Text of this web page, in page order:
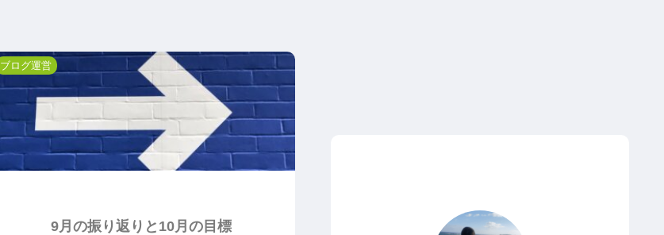
ブログ運営
9月の振り返りと10月の目標